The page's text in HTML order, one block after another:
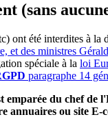
(sans
ont été interdites à
et des ministres
spéciale à la loi
paragraphe 14
du chef de
annuaires ou site E-